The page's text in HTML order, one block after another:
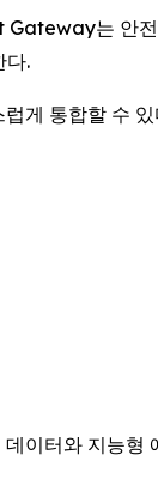
Gateway는 안
다.
게 통합할 수
이터와 지능형